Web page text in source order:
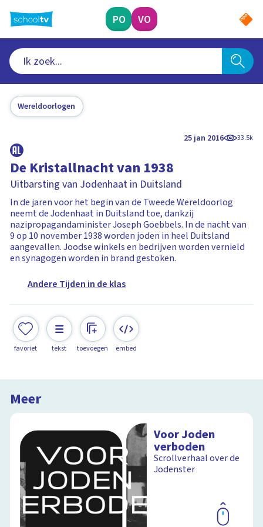
naar
hoofdinhoud
PO VO
Wereldoorlogen
25 jan 2016 33.5k
De Kristallnacht van 1938
Uitbarsting van Jodenhaat in Duitsland
In de jaren voor het begin van de Tweede Wereldoorlog
neemt de Jodenhaat in Duitsland toe, dankzij
nazipropagandaminister Joseph Goebbels. In de nacht van
9 op 10 november 1938 worden joden in heel Duitsland
aangevallen. Joodse winkels en bedrijven worden vernield
en synagogen worden in brand gestoken.
Andere Tijden in de klas
favoriet tekst toevoegen embed
Meer
Voor Joden
verboden
Scrollverhaal over de
Jodenster